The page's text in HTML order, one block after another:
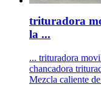
trituradora
la ...
... trituradora
chancadora
Mezcla caliente